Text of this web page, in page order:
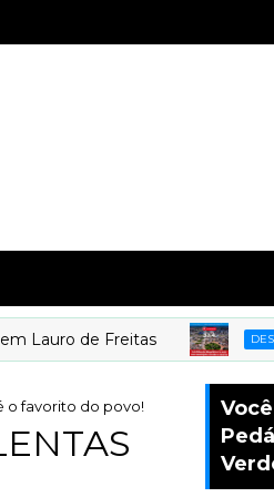
de Freitas
o favorito do povo!